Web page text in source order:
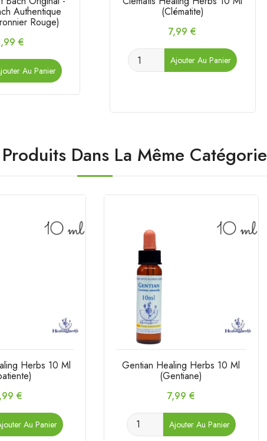
Authentique
Rouge)
€
Au Panier
(Clématite)
Prix
7,99 €
Ajouter Au Panier
Dans La Même Catégorie
Herbs 10 Ml
€
Au Panier
Gentian Healing Herbs 10 Ml
(Gentiane)
Prix
7,99 €
Ajouter Au Panier